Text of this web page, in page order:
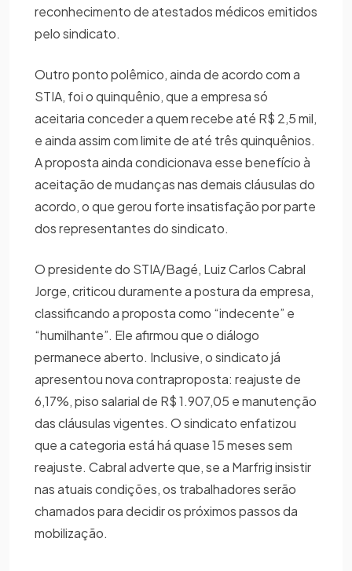
reconhecimento de atestados médicos emitidos
pelo sindicato.
Outro ponto polêmico, ainda de acordo com a
STIA, foi o quinquênio, que a empresa só
aceitaria conceder a quem recebe até R$ 2,5 mil,
e ainda assim com limite de até três quinquênios.
A proposta ainda condicionava esse benefício à
aceitação de mudanças nas demais cláusulas do
acordo, o que gerou forte insatisfação por parte
dos representantes do sindicato.
O presidente do STIA/Bagé, Luiz Carlos Cabral
Jorge, criticou duramente a postura da empresa,
classificando a proposta como “indecente” e
“humilhante”. Ele afirmou que o diálogo
permanece aberto. Inclusive, o sindicato já
apresentou nova contraproposta: reajuste de
6,17%, piso salarial de R$ 1.907,05 e manutenção
das cláusulas vigentes. O sindicato enfatizou
que a categoria está há quase 15 meses sem
reajuste. Cabral adverte que, se a Marfrig insistir
nas atuais condições, os trabalhadores serão
chamados para decidir os próximos passos da
mobilização.